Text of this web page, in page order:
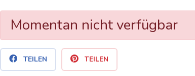
Momentan nicht verfügbar
TEILEN TEILEN